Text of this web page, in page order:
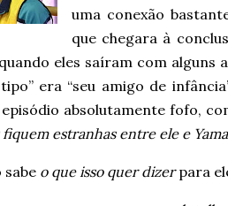
uma conexão
que chegara à
eles saíram com alguns
era “seu amigo de
absolutamente fofo,
fiquem estranhas entre ele e
sabe o que isso quer dizerpara